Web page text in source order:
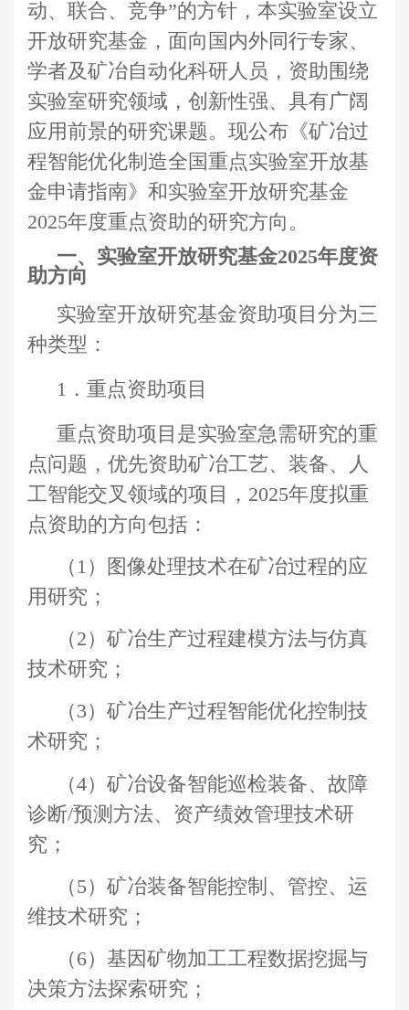
动、联合、竞争”的方针，本实验室设立
开放研究基金，面向国内外同行专家、
学者及矿冶自动化科研人员，资助围绕
实验室研究领域，创新性强、具有广阔
应用前景的研究课题。 现公布《矿冶过
程智能优化制造全国重点实验室开放基
金申请指南》和实验室开放研究基金
2025年度重点资助的研究方向。
一、 实验室开放研究基金2025年度资
助方向
实验室开放研究基金资助项目分为三
种类型：
1．重点资助项目
重点资助项目是实验室急需研究的重
点问题，优先资助矿冶工艺、装备、人
工智能交叉领域的项目，2025年度拟重
点资助的方向包括：
（1）图像处理技术在矿冶过程的应
用研究；
（2）矿冶生产过程建模方法与仿真
技术研究；
（3）矿冶生产过程智能优化控制技
术研究；
（4）矿冶设备智能巡检装备、故障
诊断/预测方法、资产绩效管理技术研
究；
（5）矿冶装备智能控制、管控、运
维技术研究；
（6）基因矿物加工工程数据挖掘与
决策方法探索研究；